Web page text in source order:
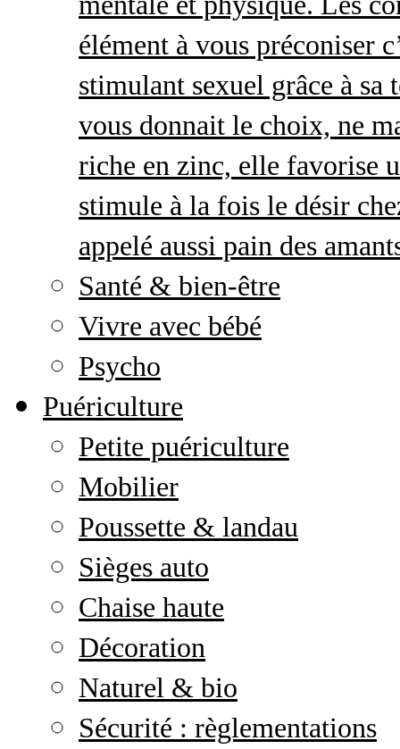
élément à vous préconiser
stimulant sexuel grâce à sa
vous donnait le choix, ne
riche en zinc, elle favorise
stimule à la fois le désir
appelé aussi pain des
Santé & bien-être
Vivre avec bébé
Psycho
Puériculture
Petite puériculture
Mobilier
Poussette & landau
Sièges auto
Chaise haute
Décoration
Naturel & bio
Sécurité : règlementations